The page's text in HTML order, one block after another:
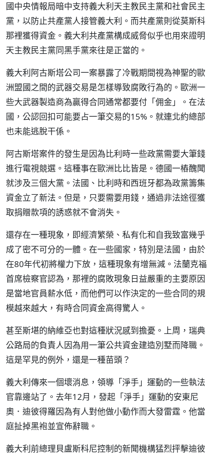
國中央情報局暗中支持義大利天主教民主黨和社會民主
黨，以防止共產黨人接管義大利。而共產黨則從莫斯科
那裡獲得資金。義大利共產黨構成威脅似乎也用來證明
天主教民主黨同黑手黨來往是正當的。
義大利阿古斯塔公司一案暴露了冷戰期間視為神聖的歐
洲盟國之間的武器交易是怎樣導致腐敗行為的。歐洲一
些大武器製造商為贏得合同通常都要付「佣金」。在法
國，公認回扣可能要占一筆交易的15%。就連北約總部
也未能逃脫干係。
阿古斯塔案件的發生是因為比利時一些政黨需要大筆錢
進行電視競選。這種事在歐洲比比皆是。德國一樁醜聞
就涉及三個大黨。法國、比利時和西班牙都為政黨籌集
資金立了新法。但是，只要需要用錢，通過非法途徑獲
取捐贈款項的誘惑就不會消失。
還存在一種現象，即經濟繁榮、私有化和自我致富幾乎
成了密不可分的一體。在一些國家，特別是法國，由於
在80年代初將權力下放，這種現象有增無減。法蘭克福
首席檢察官認為，那裡的腐敗現象日益嚴重的主要原因
是當地官員薪水低，而他們可以作決定的一些合同的規
模越來越大，有時合同資金高得驚人。
甚至斯堪的納維亞也對這種狀況感到擔憂。上周，瑞典
公路局的負責人因為用一筆公共資金建造別墅而降職。
這是罕見的例外，還是一種苗頭？
義大利傳來一個壞消息，領導「淨手」運動的一些執法
官靠邊站了。去年12月，發起「淨手」運動的安東尼
奧．迪彼得羅因為有人對他做小動作而大發雷霆。他當
庭扯掉黑袍並宣佈辭職。
義大利前總理貝盧斯科尼控制的新聞機構猛烈抨擊迪彼